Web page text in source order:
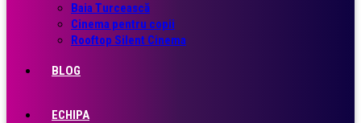
Baia Turcească
Cinema pentru copii
Rooftop Silent Cinema
BLOG
ECHIPA